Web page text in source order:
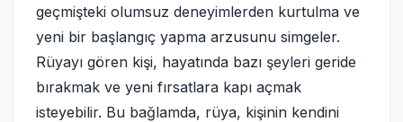
geçmişteki olumsuz deneyimlerden kurtulma ve
yeni bir başlangıç yapma arzusunu simgeler.
Rüyayı gören kişi, hayatında bazı şeyleri geride
bırakmak ve yeni fırsatlara kapı açmak
isteyebilir. Bu bağlamda, rüya, kişinin kendini